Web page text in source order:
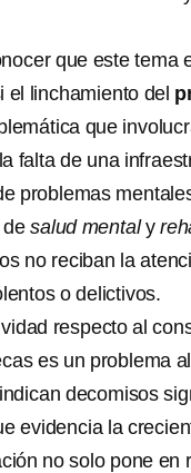
que este tema
linchamiento del
que
falta de una
problemas
desalud mentaly
no reciban la
o delictivos.
respecto al
es un problema
decomisos
evidencia la
no solo pone